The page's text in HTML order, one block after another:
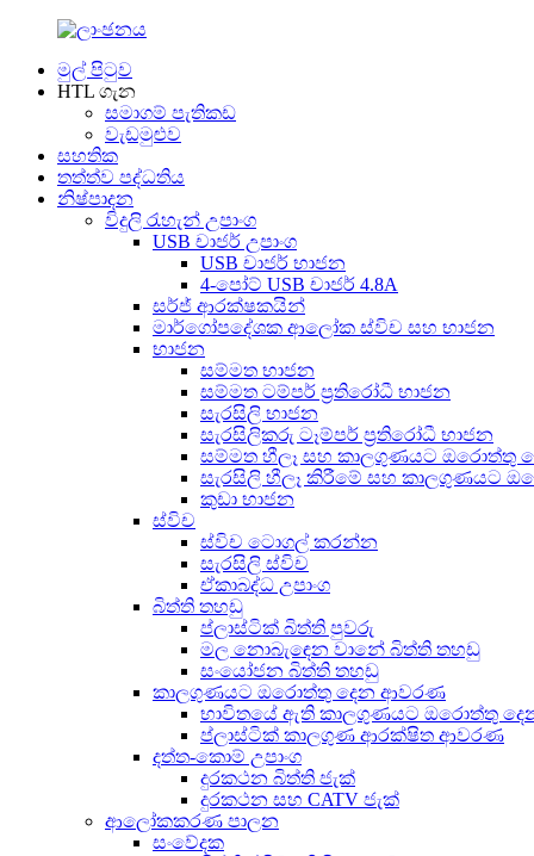
මුල් පිටුව
HTL ගැන
සමාගම් පැතිකඩ
වැඩමුළුව
සහතික
තත්ත්ව පද්ධතිය
නිෂ්පාදන
විදුලි රැහැන් උපාංග
USB චාජර් උපාංග
USB චාජර් භාජන
4-පෝට් USB චාජර් 4.8A
සර්ජ් ආරක්ෂකයින්
මාර්ගෝපදේශක ආලෝක ස්විච සහ භාජන
භාජන
සම්මත භාජන
සම්මත ටම්පර් ප්‍රතිරෝධී භාජන
සැරසිලි භාජන
සැරසිලිකරු ටෑම්පර් ප්‍රතිරෝධී භාජන
සම්මත හීලෑ සහ කාලගුණයට ඔරොත්තු
සැරසිලි හීලෑ කිරීමේ සහ කාලගුණයට
කුඩා භාජන
ස්විච
ස්විච ටොගල් කරන්න
සැරසිලි ස්විච
ඒකාබද්ධ උපාංග
බිත්ති තහඩු
ප්ලාස්ටික් බිත්ති පුවරු
මල නොබැඳෙන වානේ බිත්ති තහඩු
සංයෝජන බිත්ති තහඩු
කාලගුණයට ඔරොත්තු දෙන ආවරණ
භාවිතයේ ඇති කාලගුණයට ඔරොත්තු
ප්ලාස්ටික් කාලගුණ ආරක්ෂිත ආවරණ
දත්ත-කොම් උපාංග
දුරකථන බිත්ති ජැක්
දුරකථන සහ CATV ජැක්
ආලෝකකරණ පාලන
සංවේදක